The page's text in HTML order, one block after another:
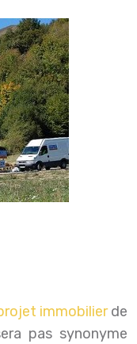
immobilierde
pas synonyme